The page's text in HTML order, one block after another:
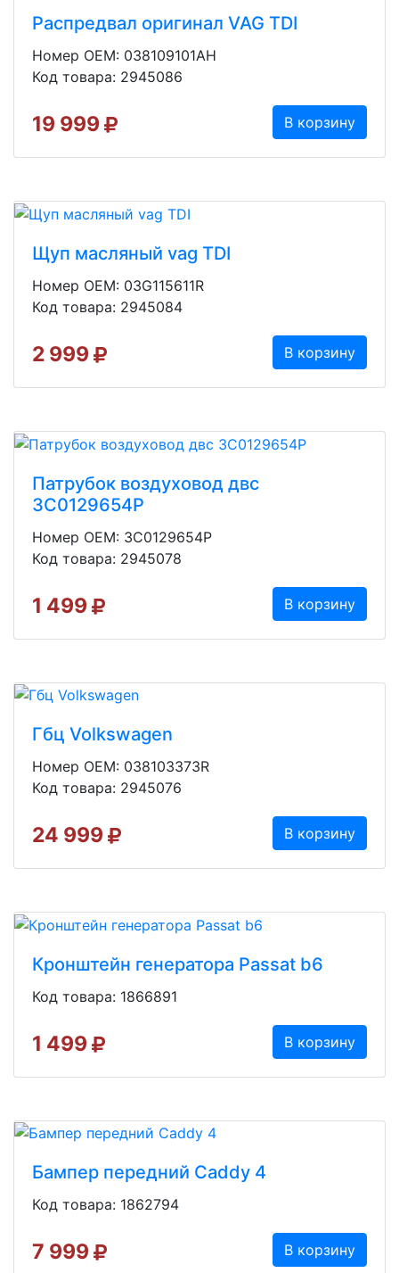
Распредвал оригинал VAG TDI
Номер OEM: 038109101AH
Код товара: 2945086
19 999 В корзину
Щуп масляный vag TDI
Номер OEM: 03G115611R
Код товара: 2945084
2 999 В корзину
Патрубок воздуховод двс
3C0129654P
Номер OEM: 3C0129654P
Код товара: 2945078
1 499 В корзину
Гбц Volkswagen
Номер OEM: 038103373R
Код товара: 2945076
24 999 В корзину
Кронштейн генератора Passat b6
Код товара: 1866891
1 499 В корзину
Бампер передний Caddy 4
Код товара: 1862794
7 999 В корзину